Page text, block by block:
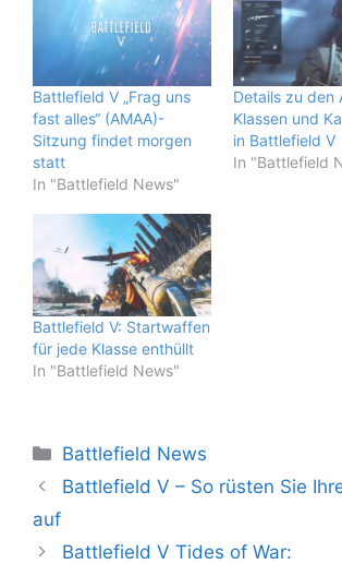
Battlefield V „Frag uns
fast alles“ (AMAA)-
Sitzung findet morgen
statt
In "Battlefield News"
Details zu den
Klassen und
in Battlefield V
In "Battlefield
Battlefield V: Startwaffen
für jede Klasse enthüllt
In "Battlefield News"
Kategorien
Battlefield News
Battlefield V – So rüsten Sie
auf
Battlefield V Tides of War: